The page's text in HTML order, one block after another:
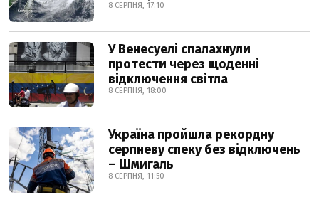
8 СЕРПНЯ, 17:10
У Венесуелі спалахнули
протести через щоденні
відключення світла
8 СЕРПНЯ, 18:00
Україна пройшла рекордну
серпневу спеку без відключень
– Шмигаль
8 СЕРПНЯ, 11:50